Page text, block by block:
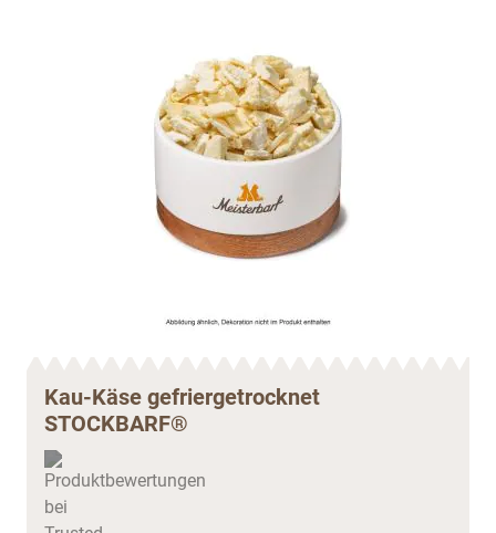
Kau-Käse gefriergetrocknet
STOCKBARF®